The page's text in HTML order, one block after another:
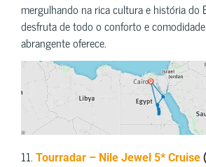
mergulhando na rica cultura e história do
desfruta de todo o conforto e
abrangente oferece.
11. Tourradar – Nile Jewel 5* Cruise